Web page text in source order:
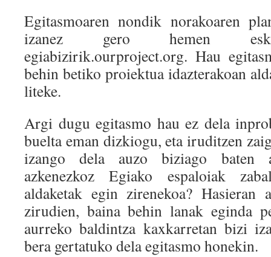
Egitasmoaren nondik norakoaren
izanez gero hemen
egiabizirik.ourproject.org. Hau
behin betiko proiektua idazterakoan
liteke.
Argi dugu egitasmo hau ez dela
buelta eman dizkiogu, eta iruditzen
izango dela auzo biziago baten
azkenezkoz Egiako espaloiak
aldaketak egin zirenekoa? Hasieran
zirudien, baina behin lanak eginda
aurreko baldintza kaxkarretan bizi
bera gertatuko dela egitasmo honekin.